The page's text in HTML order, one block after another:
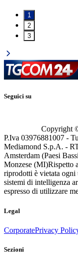
1
2
3
Seguici su
Copyright
P.Iva 03976881007 -
Mediamond S.p.A. -
Amsterdam (Paesi
Monzese (MI)Rispetto
riprodotti è vietata ogni
sistemi di intelligenza
espresso di utilizzare
Legal
CorporatePrivacy
Sezioni